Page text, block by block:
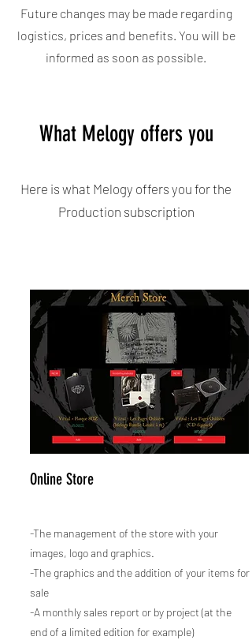
Future changes may be made regarding
logistics, prices and benefits. You will be
informed as soon as possible.
What Melogy offers you
Here is what Melogy offers you for the
Production subscription
Online Store
-The management of the store with your
images, logo and graphics.
-The graphics and the addition of your items for
sale
-A monthly sales report or by project (at the
end of a limited edition for example)